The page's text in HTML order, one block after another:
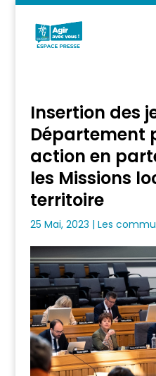
Insertion des
Département
action en
les Missions
territoire
25 Mai, 2023 | Les